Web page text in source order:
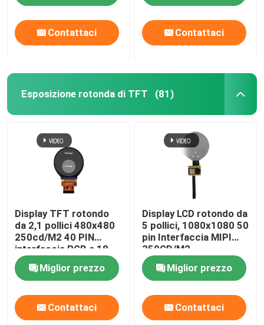
Contattaci Contattaci
Esposizione rotonda di TFT (81)
Display TFT rotondo
da 2,1 pollici 480x480
250cd/M2 40 PIN
interfaccia RGB a 18
bit
Miglior prezzo
Contattaci
Display LCD rotondo da
5 pollici, 1080x1080 50
pin Interfaccia MIPI
350CD/M2
Miglior prezzo
Contattaci